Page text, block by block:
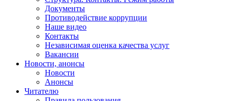
Документы
Противодействие коррупции
Наше видео
Контакты
Независимая оценка качества услуг
Вакансии
Новости, анонсы
Новости
Анонсы
Читателю